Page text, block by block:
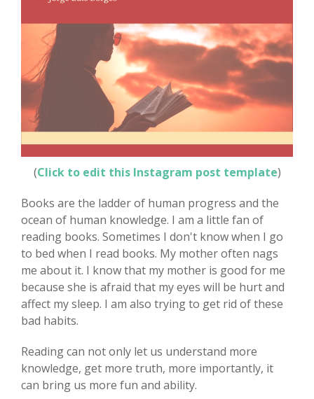
(Click to edit this Instagram post template)
Books are the ladder of human progress and the
ocean of human knowledge. I am a little fan of
reading books. Sometimes I don't know when I go
to bed when I read books. My mother often nags
me about it. I know that my mother is good for me
because she is afraid that my eyes will be hurt and
affect my sleep. I am also trying to get rid of these
bad habits.
Reading can not only let us understand more
knowledge, get more truth, more importantly, it
can bring us more fun and ability.